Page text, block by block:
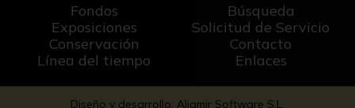
Fondos
Exposiciones
Conservación
Línea del tiempo
Búsqueda
Solicitud de Servicio
Contacto
Enlaces
Diseño y desarrollo: Aljamir Software S.L.